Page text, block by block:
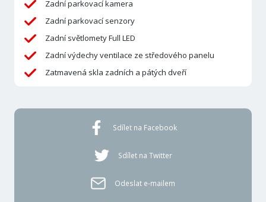
Zadní parkovací kamera
Zadní parkovací senzory
Zadní světlomety Full LED
Zadní výdechy ventilace ze středového panelu
Zatmavená skla zadních a pátých dveří
Sdílet na Facebook
Sdílet na Twitter
Odeslat e-mailem